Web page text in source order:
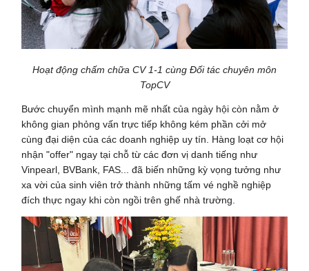
Hoạt động chấm chữa CV 1-1 cùng Đối tác chuyên môn
TopCV
Bước chuyển mình mạnh mẽ nhất của ngày hội còn nằm ở
không gian phỏng vấn trực tiếp không kém phần cởi mở
cùng đại diện của các doanh nghiệp uy tín. Hàng loạt cơ hội
nhận "offer" ngay tại chỗ từ các đơn vị danh tiếng như
Vinpearl, BVBank, FAS... đã biến những kỳ vọng tưởng như
xa vời của sinh viên trở thành những tấm vé nghề nghiệp
đích thực ngay khi còn ngồi trên ghế nhà trường.